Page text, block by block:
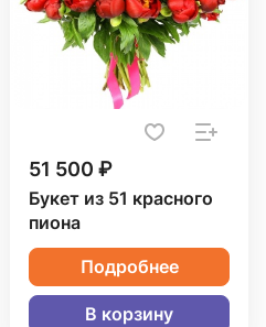
51 500 ₽
Букет из 51 красного
пиона
Подробнее
В корзину